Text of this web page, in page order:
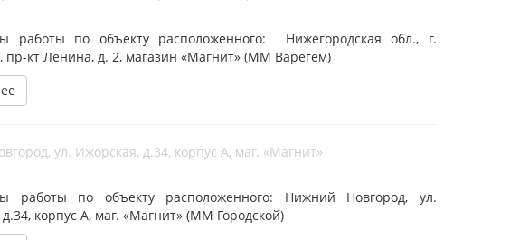
работы по объекту расположенного: Нижегородская обл., г.
пр-кт Ленина, д. 2, магазин «Магнит» (ММ Варегем)
ул. Ижорская, д.34, корпус А, маг. «Магнит»
работы по объекту расположенного: Нижний Новгород, ул.
корпус А, маг. «Магнит» (ММ Городской)